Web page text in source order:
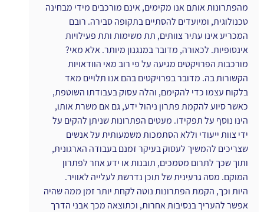
מהפתרונות אותם אנו מקימים, אינם מורכבים מידי מבחינה
טכנולוגית, ומיועדים להסתיים בתקופה סבירה. רובם
המכריע אינו עתיר צוותים, תת משימות ותת פעילויות
אינסופיות. לכאורה, מדובר במנגנון מיותר. אלא מאי?
מורכבות הפרויקטים מגיעה על פי רוב מאי הוודאויות
הקשורות בה. מדובר בפרויקטים בהם אנו תלויים מאד
בלקוח עצמו כדי להקימם, והלה עסוק בעבודתו השוטפת,
כאשר סיוע להקמת פתרון ניהול ידע, גם אם משרת אותו,
הינו נוסף על תפקידו. מעטים הפתרונות שניתן להקים על
ידי צוות ייעודי וללא הסתמכות משמעותית על אנשים
שצריכים להמשיך לעסוק בעיקר זמנם בעבודה הארגונית,
ותוך שכך לתרום מסמכים, תובנות או ידע אחר לפתרון
המוקם. מסה גרעינית של תוכן נדרשת לעלייה לאוויר.
היות וכך, הקמת הפתרונות נוטה לקחת יותר זמן ממה שהיה
אפשר להעריך בנסיבות אחרות, וכתוצאה מכך אבני הדרך